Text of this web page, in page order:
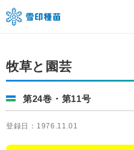
牧草と園芸
第24巻・第11号
登録日：1976.11.01